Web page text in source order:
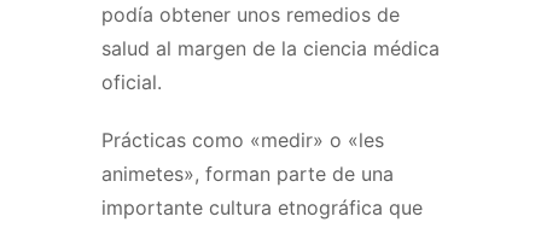
podía obtener unos remedios de
salud al margen de la ciencia médica
oficial.
Prácticas como «medir» o «les
animetes», forman parte de una
importante cultura etnográfica que